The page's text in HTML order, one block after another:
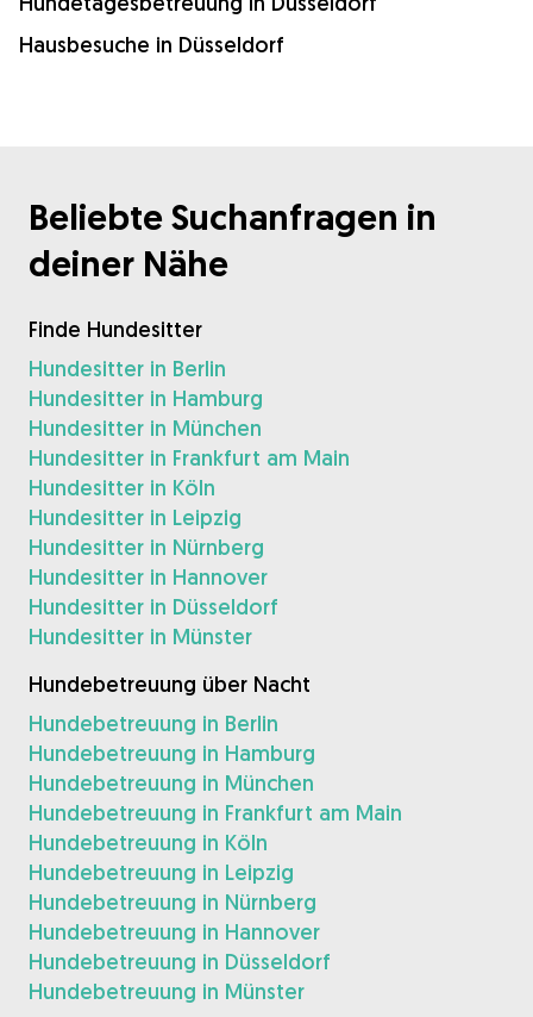
Hausbesuche in Düsseldorf
Beliebte Suchanfragen in
deiner Nähe
Finde Hundesitter
Hundesitter in Berlin
Hundesitter in Hamburg
Hundesitter in München
Hundesitter in Frankfurt am Main
Hundesitter in Köln
Hundesitter in Leipzig
Hundesitter in Nürnberg
Hundesitter in Hannover
Hundesitter in Düsseldorf
Hundesitter in Münster
Hundebetreuung über Nacht
Hundebetreuung in Berlin
Hundebetreuung in Hamburg
Hundebetreuung in München
Hundebetreuung in Frankfurt am Main
Hundebetreuung in Köln
Hundebetreuung in Leipzig
Hundebetreuung in Nürnberg
Hundebetreuung in Hannover
Hundebetreuung in Düsseldorf
Hundebetreuung in Münster